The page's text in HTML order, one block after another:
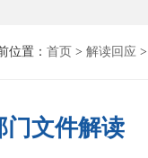
位置： 首页 > 解读回应 >
门文件解读